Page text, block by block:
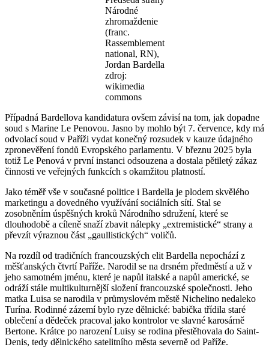
Národné
zhromaždenie
(franc.
Rassemblement
national, RN),
Jordan Bardella
zdroj:
wikimedia
commons
Případná Bardellova kandidatura ovšem závisí na tom, jak dopadne
soud s Marine Le Penovou. Jasno by mohlo být 7. července, kdy má
odvolací soud v Paříži vydat konečný rozsudek v kauze údajného
zpronevěření fondů Evropského parlamentu. V březnu 2025 byla
totiž Le Penová v první instanci odsouzena a dostala pětiletý zákaz
činnosti ve veřejných funkcích s okamžitou platností.
Jako téměř vše v současné politice i Bardella je plodem skvělého
marketingu a dovedného využívání sociálních sítí. Stal se
zosobněním úspěšných kroků Národního sdružení, které se
dlouhodobě a cíleně snaží zbavit nálepky „extremistické“ strany a
převzít výraznou část „gaullistických“ voličů.
Na rozdíl od tradičních francouzských elit Bardella nepochází z
měšťanských čtvrtí Paříže. Narodil se na drsném předměstí a už v
jeho samotném jménu, které je napůl italské a napůl americké, se
odráží stále multikulturnější složení francouzské společnosti. Jeho
matka Luisa se narodila v průmyslovém městě Nichelino nedaleko
Turína. Rodinné zázemí bylo ryze dělnické: babička třídila staré
oblečení a dědeček pracoval jako kontrolor ve slavné karosárně
Bertone. Krátce po narození Luisy se rodina přestěhovala do Saint-
Denis, tedy dělnického satelitního města severně od Paříže.